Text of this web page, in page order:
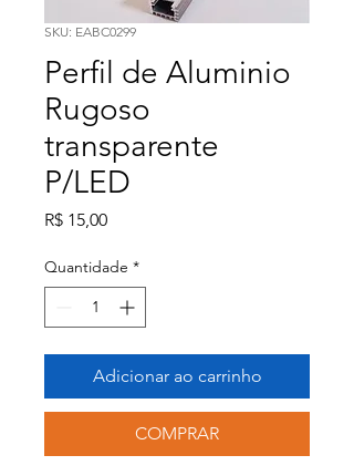
SKU: EABC0299
Perfil de Aluminio
Rugoso
transparente
P/LED
R$ 15,00Preço
Quantidade *
Adicionar ao carrinho
COMPRAR